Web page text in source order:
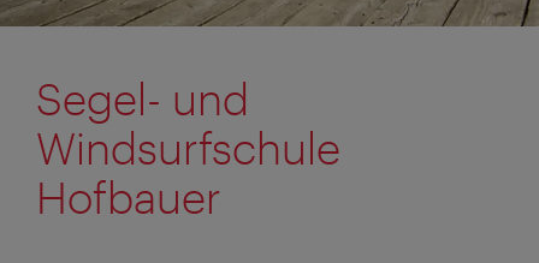
Segel- und
Windsurfschule
Hofbauer